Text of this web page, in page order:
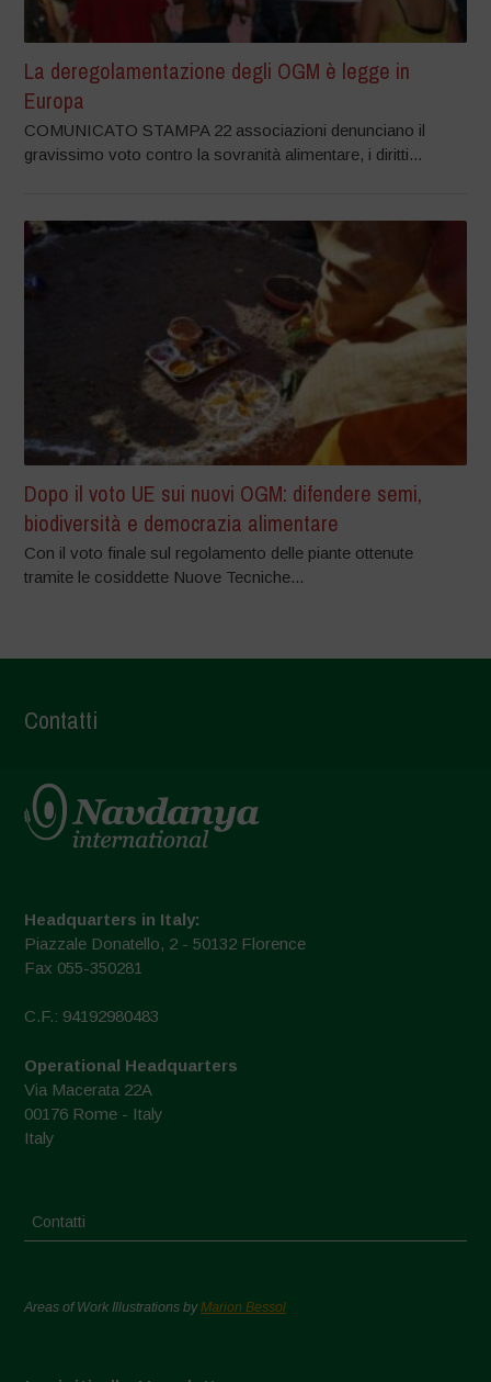
La deregolamentazione degli OGM è legge in
Europa
COMUNICATO STAMPA 22 associazioni denunciano il
gravissimo voto contro la sovranità alimentare, i diritti...
Dopo il voto UE sui nuovi OGM: difendere semi,
biodiversità e democrazia alimentare
Con il voto finale sul regolamento delle piante ottenute
tramite le cosiddette Nuove Tecniche...
Contatti
Headquarters in Italy:
Piazzale Donatello, 2 - 50132 Florence
Fax 055-350281
C.F.: 94192980483
Operational Headquarters
Via Macerata 22A
00176 Rome - Italy
Italy
Contatti
Areas of Work Illustrations byMarion Bessol